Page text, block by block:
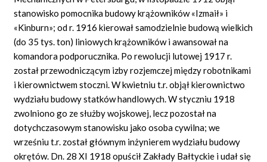
stanowisko pomocnika budowy krążowników «Izmaił» i
«Kinburn»; od r. 1916 kierował samodzielnie budową wielkich
(do 35 tys. ton) liniowych krążowników i awansował na
komandora podporucznika. Po rewolucji lutowej 1917 r.
został przewodniczącym izby rozjemczej między robotnikami
i kierownictwem stoczni. W kwietniu t.r. objął kierownictwo
wydziału budowy statków handlowych. W styczniu 1918
zwolniono go ze służby wojskowej, lecz pozostał na
dotychczasowym stanowisku jako osoba cywilna; we
wrześniu t.r. został głównym inżynierem wydziału budowy
okrętów. Dn. 28 XI 1918 opuścił Zakłady Bałtyckie i udał się